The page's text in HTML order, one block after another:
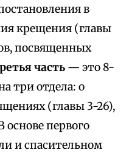
в
крещения (главы
посвященных
часть — это 8-
три отдела: о
(главы 3-26),
основе первого
и спасительном